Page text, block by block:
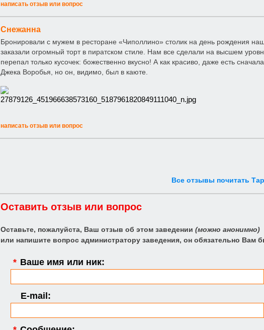
написать отзыв или вопрос
Снежанна
Бронировали с мужем в ресторане «Чиполлино» столик на день рождения
заказали огромный торт в пиратском стиле. Нам все сделали на высшем
перепал только кусочек: божественно вкусно! А как красиво, даже есть
Джека Воробья, но он, видимо, был в каюте.
написать отзыв или вопрос
Все отзывы почитать
Оставить отзыв или вопрос
Оставьте, пожалуйста, Ваш отзыв об этом заведении (можно анонимно)
или напишите вопрос администратору заведения, он обязательно Вам
* Ваше имя или ник:
E-mail: